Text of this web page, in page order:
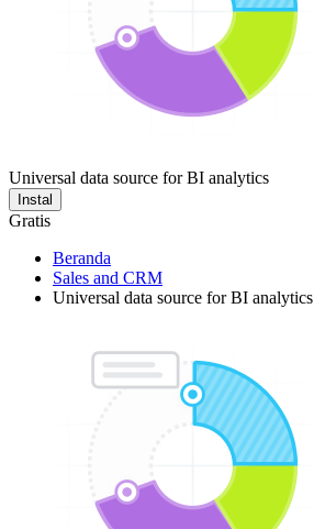
Universal data source for BI analytics
Instal
Gratis
Beranda
Sales and CRM
Universal data source for BI analytics